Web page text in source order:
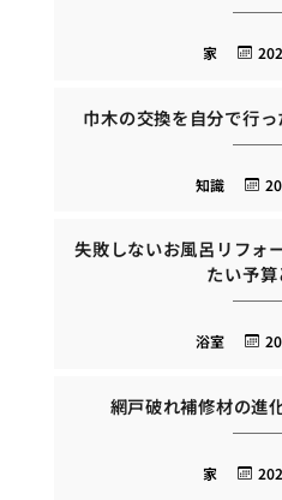
家
巾木の交換を自分で行
知識
失敗しないお風呂リフォ
たい予
浴室
網戸破れ補修材の進
家